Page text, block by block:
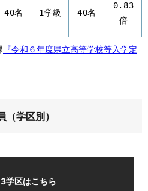
40名 1学級 40名
0.83
倍
『令和６年度県立高等学校等入学定
学区別）
学区はこちら